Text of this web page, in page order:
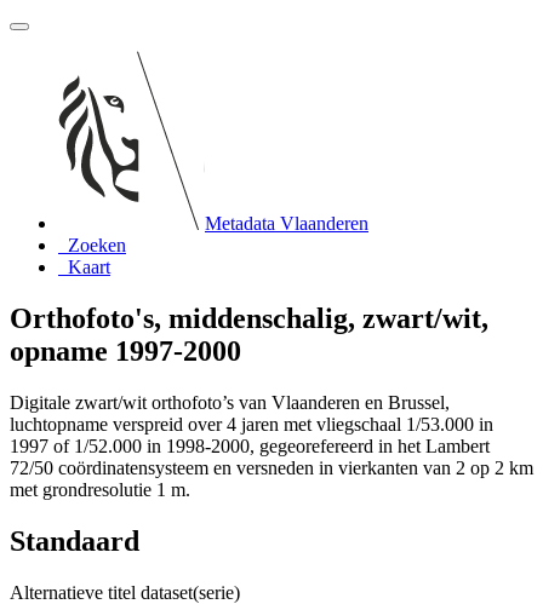
Metadata Vlaanderen
Zoeken
Kaart
Orthofoto's, middenschalig, zwart/wit,
opname 1997-2000
Digitale zwart/wit orthofoto’s van Vlaanderen en Brussel,
luchtopname verspreid over 4 jaren met vliegschaal 1/53.000 in
1997 of 1/52.000 in 1998-2000, gegeorefereerd in het Lambert
72/50 coördinatensysteem en versneden in vierkanten van 2 op 2 km
met grondresolutie 1 m.
Standaard
Alternatieve titel dataset(serie)